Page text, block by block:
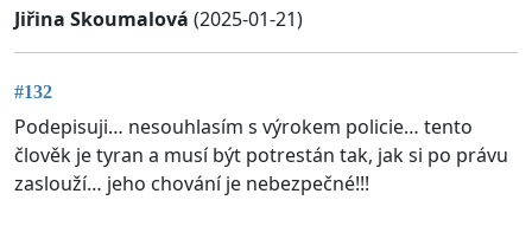
Jiřina Skoumalová (2025-01-21)
#132
Podepisuji… nesouhlasím s výrokem policie… tento
člověk je tyran a musí být potrestán tak, jak si po právu
zaslouží… jeho chování je nebezpečné!!!